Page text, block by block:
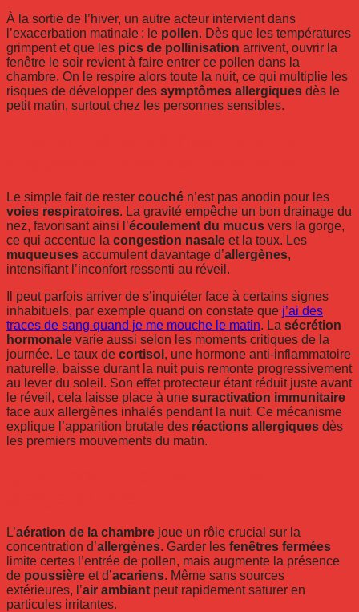
À la sortie de l’hiver, un autre acteur intervient dans
l’exacerbation matinale : le pollen. Dès que les températures
grimpent et que les pics de pollinisation arrivent, ouvrir la
fenêtre le soir revient à faire entrer ce pollen dans la
chambre. On le respire alors toute la nuit, ce qui multiplie les
risques de développer des symptômes allergiques dès le
petit matin, surtout chez les personnes sensibles.
Le simple fait de rester couché n’est pas anodin pour les
voies respiratoires. La gravité empêche un bon drainage du
nez, favorisant ainsi l’écoulement du mucus vers la gorge,
ce qui accentue la congestion nasale et la toux. Les
muqueuses accumulent davantage d’allergènes,
intensifiant l’inconfort ressenti au réveil.
Il peut parfois arriver de s’inquiéter face à certains signes
inhabituels, par exemple quand on constate que j’ai des
traces de sang quand je me mouche le matin. La sécrétion
hormonale varie aussi selon les moments critiques de la
journée. Le taux de cortisol , une hormone anti-inflammatoire
naturelle, baisse durant la nuit puis remonte progressivement
au lever du soleil. Son effet protecteur étant réduit juste avant
le réveil, cela laisse place à une suractivation immunitaire
face aux allergènes inhalés pendant la nuit. Ce mécanisme
explique l’apparition brutale des réactions allergiques dès
les premiers mouvements du matin.
L’aération de la chambre joue un rôle crucial sur la
concentration d’allergènes. Garder les fenêtres fermées
limite certes l’entrée de pollen, mais augmente la présence
de poussière et d’acariens. Même sans sources
extérieures, l’air ambiant peut rapidement saturer en
particules irritantes.